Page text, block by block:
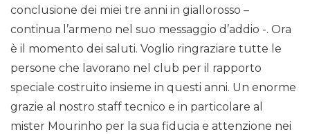
conclusione dei miei tre anni in giallorosso –
continua l’armeno nel suo messaggio d’addio -. Ora
è il momento dei saluti. Voglio ringraziare tutte le
persone che lavorano nel club per il rapporto
speciale costruito insieme in questi anni. Un enorme
grazie al nostro staff tecnico e in particolare al
mister Mourinho per la sua fiducia e attenzione nei